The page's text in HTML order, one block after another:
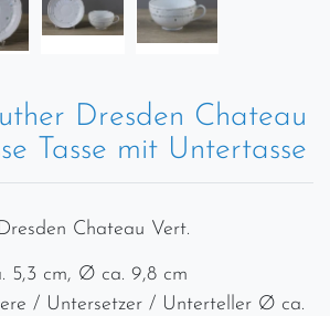
Dresden Chateau
Tasse mit Untertasse
Chateau Vert.
5,3 cm, Ø ca. 9,8 cm
/ Untersetzer / Unterteller Ø ca.